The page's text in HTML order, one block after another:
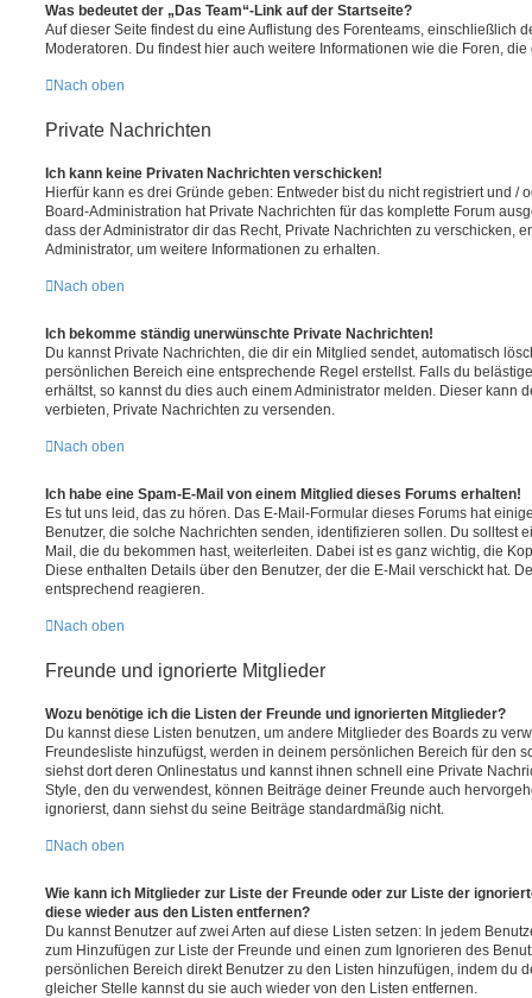
Was bedeutet der „Das Team“-Link auf der Startseite?
Auf dieser Seite findest du eine Auflistung des Forenteams, einschließlich
Moderatoren. Du findest hier auch weitere Informationen wie die Foren,
Nach oben
Private Nachrichten
Ich kann keine Privaten Nachrichten verschicken!
Hierfür kann es drei Gründe geben: Entweder bist du nicht registriert und /
Board-Administration hat Private Nachrichten für das komplette Forum
dass der Administrator dir das Recht, Private Nachrichten zu verschicken,
Administrator, um weitere Informationen zu erhalten.
Nach oben
Ich bekomme ständig unerwünschte Private Nachrichten!
Du kannst Private Nachrichten, die dir ein Mitglied sendet, automatisch
persönlichen Bereich eine entsprechende Regel erstellst. Falls du
erhältst, so kannst du dies auch einem Administrator melden. Dieser kann
verbieten, Private Nachrichten zu versenden.
Nach oben
Ich habe eine Spam-E-Mail von einem Mitglied dieses Forums erhalten!
Es tut uns leid, das zu hören. Das E-Mail-Formular dieses Forums hat
Benutzer, die solche Nachrichten senden, identifizieren sollen. Du solltest
Mail, die du bekommen hast, weiterleiten. Dabei ist es ganz wichtig, die
Diese enthalten Details über den Benutzer, der die E-Mail verschickt hat.
entsprechend reagieren.
Nach oben
Freunde und ignorierte Mitglieder
Wozu benötige ich die Listen der Freunde und ignorierten Mitglieder?
Du kannst diese Listen benutzen, um andere Mitglieder des Boards zu
Freundesliste hinzufügst, werden in deinem persönlichen Bereich für den
siehst dort deren Onlinestatus und kannst ihnen schnell eine Private
Style, den du verwendest, können Beiträge deiner Freunde auch
ignorierst, dann siehst du seine Beiträge standardmäßig nicht.
Nach oben
Wie kann ich Mitglieder zur Liste der Freunde oder zur Liste der
diese wieder aus den Listen entfernen?
Du kannst Benutzer auf zwei Arten auf diese Listen setzen: In jedem
zum Hinzufügen zur Liste der Freunde und einen zum Ignorieren des
persönlichen Bereich direkt Benutzer zu den Listen hinzufügen, indem du
gleicher Stelle kannst du sie auch wieder von den Listen entfernen.